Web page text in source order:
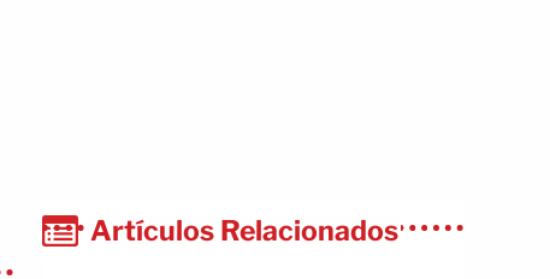
Artículos Relacionados